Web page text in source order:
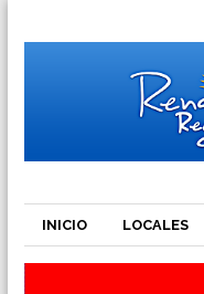
INICIO LOCALES